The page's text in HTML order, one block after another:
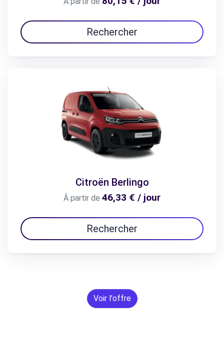
Rechercher
Citroën Berlingo
À partir de 46,33 € / jour
Rechercher
Voir l'offre